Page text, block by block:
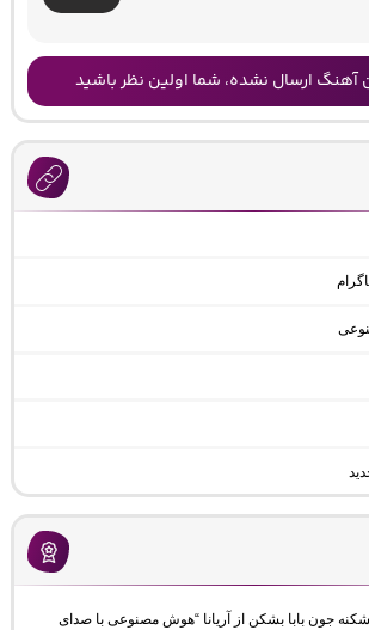
آهنگ ارسال نشده، شما اولین نظر باشید
جون بابا بشکن از آریانا “هوش مصنوعی با صدای